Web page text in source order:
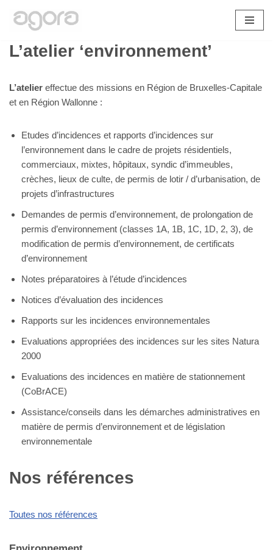
au
L’atelier ‘environnement’
L’atelier effectue des missions en Région de Bruxelles-Capitale
et en Région Wallonne :
Etudes d’incidences et rapports d’incidences sur
l’environnement dans le cadre de projets résidentiels,
commerciaux, mixtes, hôpitaux, syndic d’immeubles,
crèches, lieux de culte, de permis de lotir / d’urbanisation, de
projets d’infrastructures
Demandes de permis d’environnement, de prolongation de
permis d’environnement (classes 1A, 1B, 1C, 1D, 2, 3), de
modification de permis d’environnement, de certificats
d’environnement
Notes préparatoires à l’étude d’incidences
Notices d’évaluation des incidences
Rapports sur les incidences environnementales
Evaluations appropriées des incidences sur les sites Natura
2000
Evaluations des incidences en matière de stationnement
(CoBrACE)
Assistance/conseils dans les démarches administratives en
matière de permis d’environnement et de législation
environnementale
Nos références
Toutes nos références